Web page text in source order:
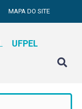
MAPA DO SITE
UFPEL